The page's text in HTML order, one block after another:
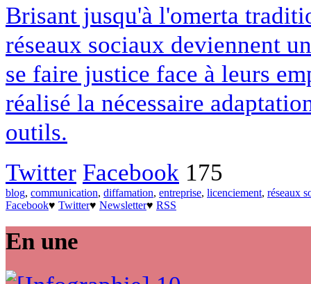
Brisant jusqu'à l'omerta
réseaux sociaux deviennent
se faire justice face à leurs
réalisé la nécessaire
outils.
Twitter Facebook 175
blog, communication, diffamation, entreprise, licenciement, réseaux
Facebook♥ Twitter♥ Newsletter♥ RSS
En une